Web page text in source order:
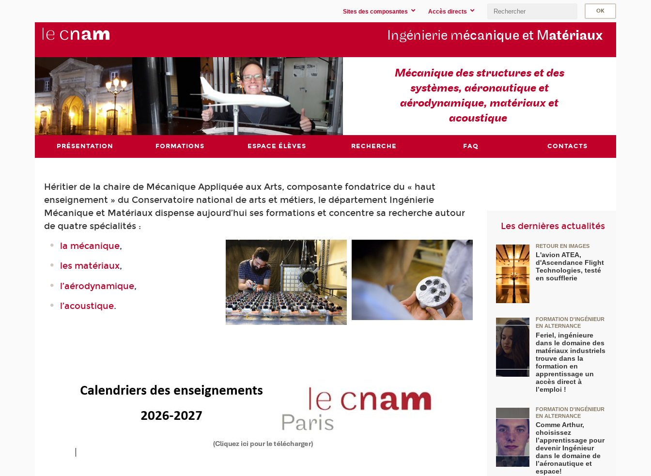
Sites des composantes Accès directs
Ingénierie mécanique et Matériaux
Mécanique des structures et des
systèmes, aéronautique et
aérodynamique, matériaux et
acoustique
PRÉSENTATION FORMATIONS ESPACE ÉLÈVES RECHERCHE FAQ CONTACTS
Héritier de la chaire de Mécanique Appliquée aux Arts, composante fondatrice du « haut
enseignement » du Conservatoire national de arts et métiers, le département Ingénierie
Mécanique et Matériaux dispense aujourd’hui ses formations et concentre sa recherche autour
de quatre spécialités :
la mécanique,
les matériaux,
l’aérodynamique,
l’acoustique.
Les dernières actualités
RETOUR EN IMAGES
L'avion ATEA,
d'Ascendance Flight
Technologies, testé
en soufflerie
FORMATION D'INGÉNIEUR
EN ALTERNANCE
Feriel, ingénieure
dans le domaine des
matériaux industriels
trouve dans la
formation en
apprentissage un
accès direct à
l’emploi !
FORMATION D'INGÉNIEUR
EN ALTERNANCE
Comme Arthur,
choisissez
l’apprentissage pour
devenir Ingénieur
dans le domaine de
l’aéronautique et
espace!